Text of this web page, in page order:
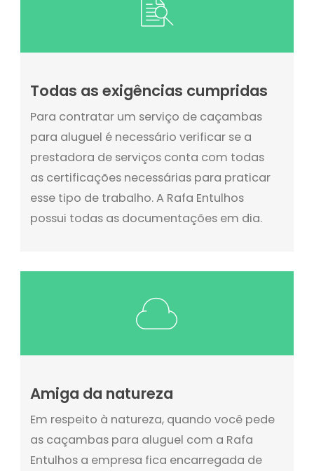
Todas as exigências cumpridas
Para contratar um serviço de caçambas
para aluguel é necessário verificar se a
prestadora de serviços conta com todas
as certificações necessárias para praticar
esse tipo de trabalho. A Rafa Entulhos
possui todas as documentações em dia.
Amiga da natureza
Em respeito à natureza, quando você pede
as caçambas para aluguel com a Rafa
Entulhos a empresa fica encarregada de